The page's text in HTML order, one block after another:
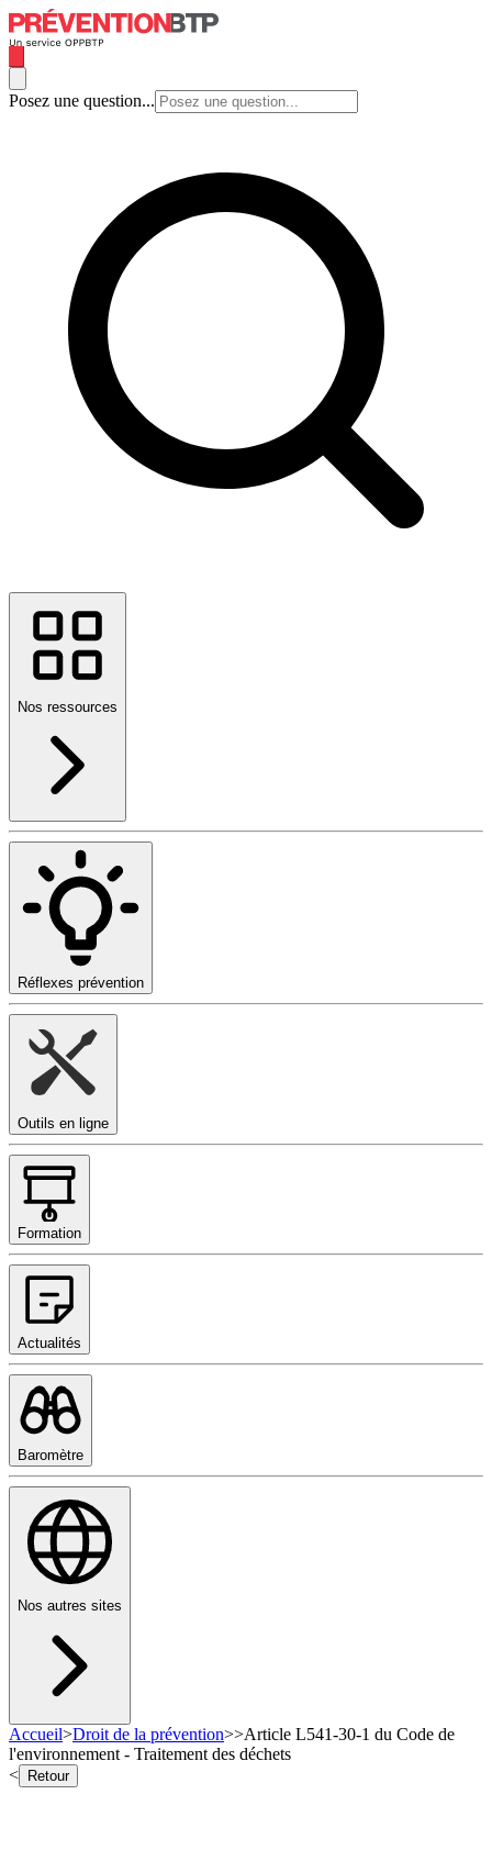
Posez une question...
Nos ressources
Réflexes prévention
Outils en ligne
Formation
Actualités
Baromètre
Nos autres sites
Accueil>Droit de la prévention>>Article L541-30-1 du Code de
l'environnement - Traitement des déchets
<
Retour